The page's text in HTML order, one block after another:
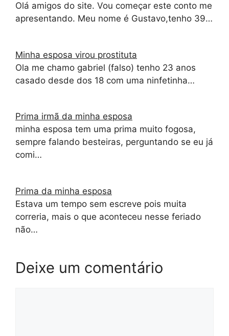
Olá amigos do site. Vou começar este conto me
apresentando. Meu nome é Gustavo,tenho 39…
Minha esposa virou prostituta
Ola me chamo gabriel (falso) tenho 23 anos
casado desde dos 18 com uma ninfetinha…
Prima irmã da minha esposa
minha esposa tem uma prima muito fogosa,
sempre falando besteiras, perguntando se eu já
comi…
Prima da minha esposa
Estava um tempo sem escreve pois muita
correria, mais o que aconteceu nesse feriado
não…
Deixe um comentário